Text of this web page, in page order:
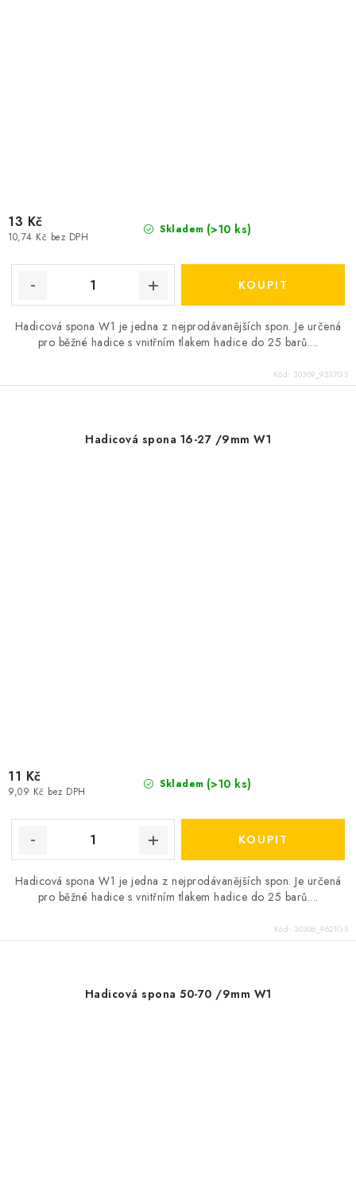
Skladem (>10 ks)
10,74 Kč bez DPH
13 Kč
Hadicová spona W1 je jedna z nejprodávanějších spon. Je určená
pro běžné hadice s vnitřním tlakem hadice do 25 barů....
Kód: 30309_9537GS
Hadicová spona 16-27 /9mm W1
Skladem (>10 ks)
9,09 Kč bez DPH
11 Kč
Hadicová spona W1 je jedna z nejprodávanějších spon. Je určená
pro běžné hadice s vnitřním tlakem hadice do 25 barů....
Kód: 30306_9621GS
Hadicová spona 50-70 /9mm W1